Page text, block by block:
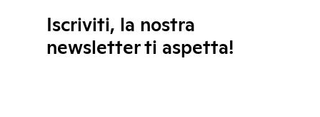
Iscriviti, la nostra
newsletter ti aspetta!